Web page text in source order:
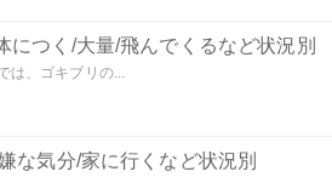
につく/大量/飛んでくるなど状況別
、ゴキブリの...
な気分/家に行くなど状況別